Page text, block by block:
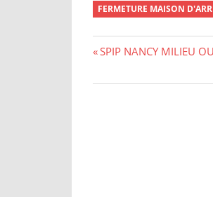
FERMETURE MAISON
Navigation
de
Previous
SPIP NANCY MILIEU